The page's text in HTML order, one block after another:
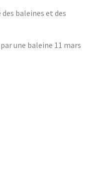
baleines et des
une baleine 11 mars